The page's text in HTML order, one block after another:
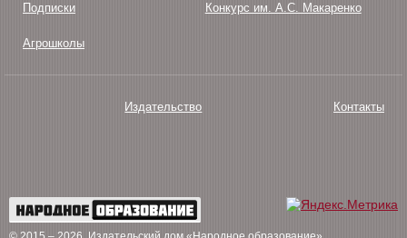
Подписки Конкурс им. А.С. Макаренко
Агрошколы
Издательство Контакты